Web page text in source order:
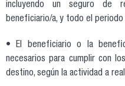
incluyendo un seguro de
beneficiario/a, y todo el periodo
• El beneficiario o la
necesarios para cumplir con
destino, según la actividad a